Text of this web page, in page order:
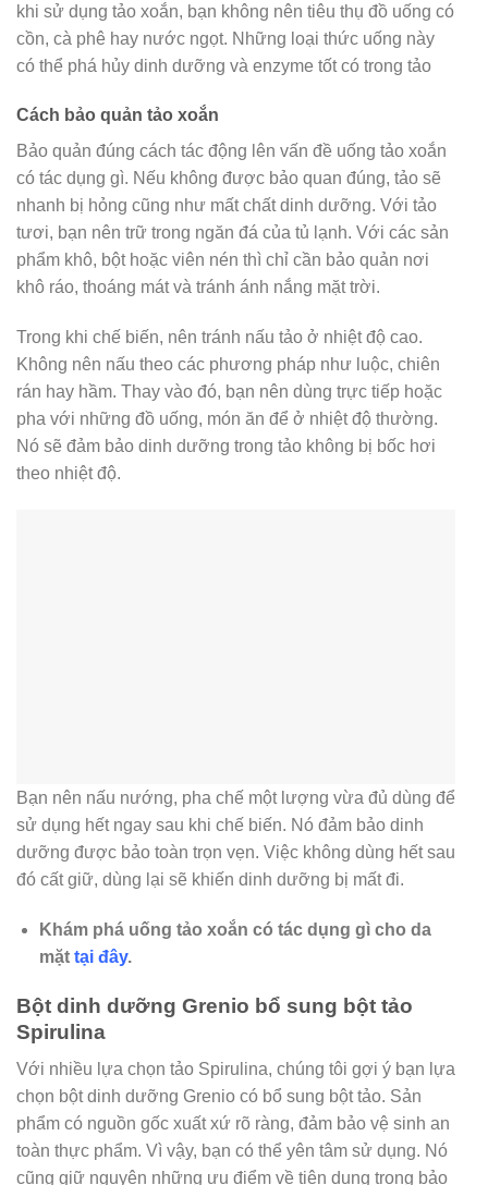
khi sử dụng tảo xoắn, bạn không nên tiêu thụ đồ uống có
cồn, cà phê hay nước ngọt. Những loại thức uống này
có thể phá hủy dinh dưỡng và enzyme tốt có trong tảo
Cách bảo quản tảo xoắn
Bảo quản đúng cách tác động lên vấn đề uống tảo xoắn
có tác dụng gì. Nếu không được bảo quan đúng, tảo sẽ
nhanh bị hỏng cũng như mất chất dinh dưỡng. Với tảo
tươi, bạn nên trữ trong ngăn đá của tủ lạnh. Với các sản
phẩm khô, bột hoặc viên nén thì chỉ cần bảo quản nơi
khô ráo, thoáng mát và tránh ánh nắng mặt trời.
Trong khi chế biến, nên tránh nấu tảo ở nhiệt độ cao.
Không nên nấu theo các phương pháp như luộc, chiên
rán hay hầm. Thay vào đó, bạn nên dùng trực tiếp hoặc
pha với những đồ uống, món ăn để ở nhiệt độ thường.
Nó sẽ đảm bảo dinh dưỡng trong tảo không bị bốc hơi
theo nhiệt độ.
Bạn nên nấu nướng, pha chế một lượng vừa đủ dùng để
sử dụng hết ngay sau khi chế biến. Nó đảm bảo dinh
dưỡng được bảo toàn trọn vẹn. Việc không dùng hết sau
đó cất giữ, dùng lại sẽ khiến dinh dưỡng bị mất đi.
Khám phá uống tảo xoắn có tác dụng gì cho da
mặt tại đây.
Bột dinh dưỡng Grenio bổ sung bột tảo
Spirulina
Với nhiều lựa chọn tảo Spirulina, chúng tôi gợi ý bạn lựa
chọn bột dinh dưỡng Grenio có bổ sung bột tảo. Sản
phẩm có nguồn gốc xuất xứ rõ ràng, đảm bảo vệ sinh an
toàn thực phẩm. Vì vậy, bạn có thể yên tâm sử dụng. Nó
cũng giữ nguyên những ưu điểm về tiện dụng trong bảo